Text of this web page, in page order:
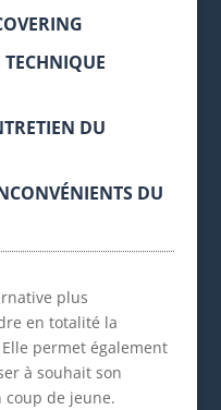
TECHNIQUE
DU
DU
plus
en totalité la
permet également
à souhait son
de jeune.